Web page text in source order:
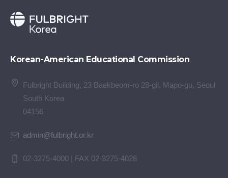
Korean-American Educational Commission
Fulbright Building, 23 Baekbeom-ro 28-gil, Mapo-gu, Seoul
South Korea
04156
admin@fulbright.or.kr
02-3275-4000 | FAX 02-3275-4028